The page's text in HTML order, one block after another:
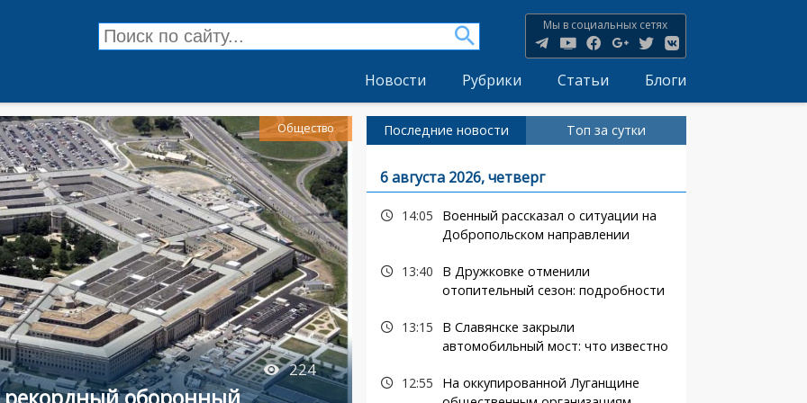
Мы в социальных сетях
Новости Рубрики Статьи Блоги
224
Общество Последние новости Топ за сутки
6 августа 2026, четверг
14:05
Военный рассказал о ситуации на
Добропольском направлении
13:40
В Дружковке отменили
отопительный сезон: подробности
13:15
В Славянске закрыли
автомобильный мост: что известно
12:55
На оккупированной Луганщине